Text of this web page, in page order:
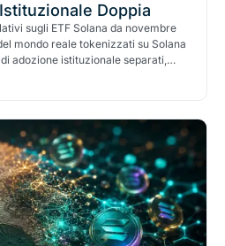
Doppia
sugli ETF Solana da novembre
mondo reale tokenizzati su Solana
adozione istituzionale separati,